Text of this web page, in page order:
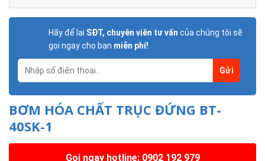
Hãy để lại SĐT, chuyên viên tư vấn của chúng tôi sẽ
gọi ngay cho bạn miễn phí!
BƠM HÓA CHẤT TRỤC ĐỨNG BT-
40SK-1
Gọi ngay hotline: 0902 192 979